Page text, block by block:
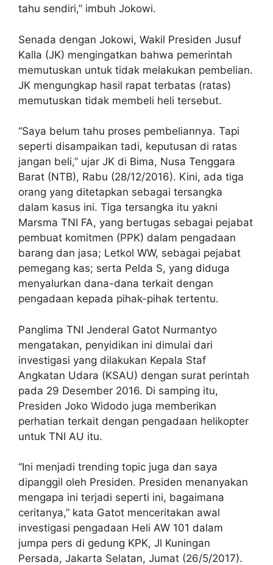
tahu sendiri,” imbuh Jokowi.
Senada dengan Jokowi, Wakil Presiden Jusuf
Kalla (JK) mengingatkan bahwa pemerintah
memutuskan untuk tidak melakukan pembelian.
JK mengungkap hasil rapat terbatas (ratas)
memutuskan tidak membeli heli tersebut.
“Saya belum tahu proses pembeliannya. Tapi
seperti disampaikan tadi, keputusan di ratas
jangan beli,” ujar JK di Bima, Nusa Tenggara
Barat (NTB), Rabu (28/12/2016). Kini, ada tiga
orang yang ditetapkan sebagai tersangka
dalam kasus ini. Tiga tersangka itu yakni
Marsma TNI FA, yang bertugas sebagai pejabat
pembuat komitmen (PPK) dalam pengadaan
barang dan jasa; Letkol WW, sebagai pejabat
pemegang kas; serta Pelda S, yang diduga
menyalurkan dana-dana terkait dengan
pengadaan kepada pihak-pihak tertentu.
Panglima TNI Jenderal Gatot Nurmantyo
mengatakan, penyidikan ini dimulai dari
investigasi yang dilakukan Kepala Staf
Angkatan Udara (KSAU) dengan surat perintah
pada 29 Desember 2016. Di samping itu,
Presiden Joko Widodo juga memberikan
perhatian terkait dengan pengadaan helikopter
untuk TNI AU itu.
“Ini menjadi trending topic juga dan saya
dipanggil oleh Presiden. Presiden menanyakan
mengapa ini terjadi seperti ini, bagaimana
ceritanya,” kata Gatot menceritakan awal
investigasi pengadaan Heli AW 101 dalam
jumpa pers di gedung KPK, Jl Kuningan
Persada, Jakarta Selatan, Jumat (26/5/2017).